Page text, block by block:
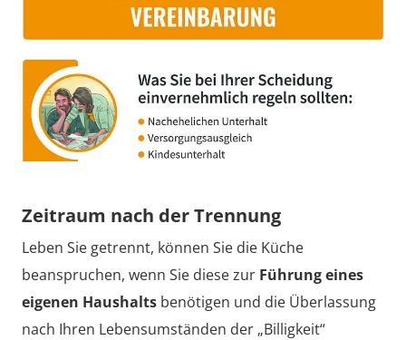
Zeitraum nach der Trennung
Leben Sie getrennt, können Sie die Küche
beanspruchen, wenn Sie diese zur Führung eines
eigenen Haushalts benötigen und die Überlassung
nach Ihren Lebensumständen der „Billigkeit“